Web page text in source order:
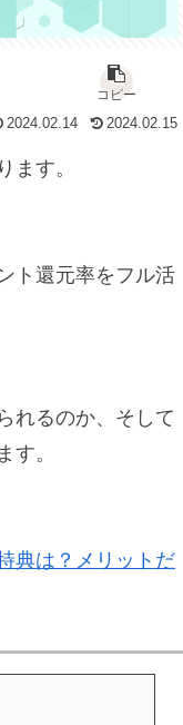
コピー
2024.02.14
2024.02.15
ます。
ト還元率をフル活
れるのか、そして
す。
典は？メリットだ